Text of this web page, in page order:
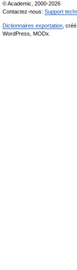
© Academic, 2000-2026
Contactez-nous: Support
Dictionnaires exportation ,
WordPress, MODx.